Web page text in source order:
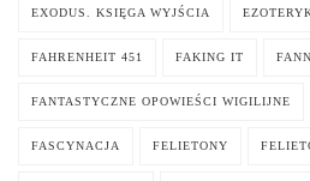
EXODUS. KSIĘGA WYJŚCIA
FAHRENHEIT 451 FAKING IT
FANTASTYCZNE OPOWIEŚCI WIGILIJNE
FASCYNACJA FELIETONY